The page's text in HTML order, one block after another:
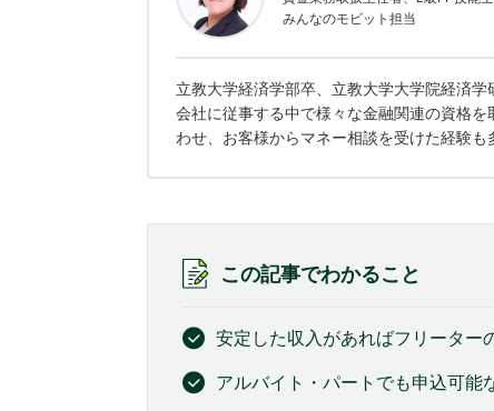
みんなのモビット担当
立教大学経済学部卒、立教大学大学院経済
会社に従事する中で様々な金融関連の資格
わせ、お客様からマネー相談を受けた経験も
この記事でわかること
安定した収入があればフリーター
アルバイト・パートでも申込可能